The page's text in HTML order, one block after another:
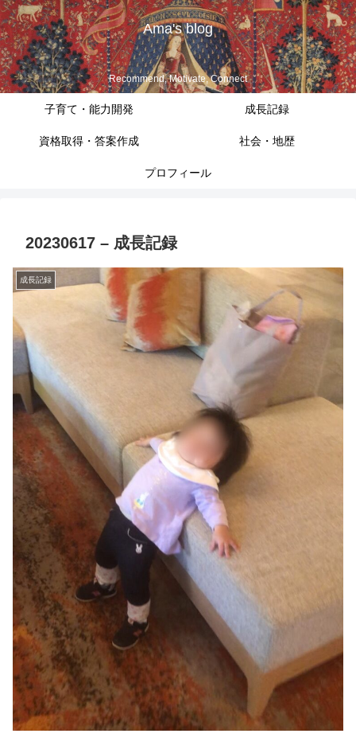
Ama's blog
Recommend, Motivate, Connect
子育て・能力開発 成長記録
資格取得・答案作成 社会・地歴
プロフィール
20230617 – 成長記録
成長記録